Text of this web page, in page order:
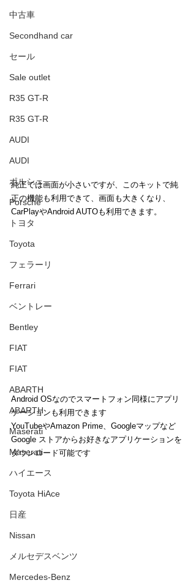
中古車
Secondhand car
セール
Sale outlet
R35 GT-R
R35 GT-R
AUDI
AUDI
ポルシェ
Porsche
トヨタ
Toyota
フェラーリ
Ferrari
ベントレー
Bentley
FIAT
FIAT
ABARTH
ABARTH
Maserati
Maserati
ハイエース
Toyota HiAce
日産
Nissan
メルセデスベンツ
Mercedes-Benz
純正では画面が小さいですが、このキットで純
正の機能も利用できて、画面も大きくなり、
CarPlayやAndroid AUTOも利用できます。
Android OSなのでスマートフォン同様にアプリ
ケーションも利用できます
YouTubeやAmazon Prime、Googleマップなど
Google ストアからお好きなアプリケーションを
ダウンロード可能です